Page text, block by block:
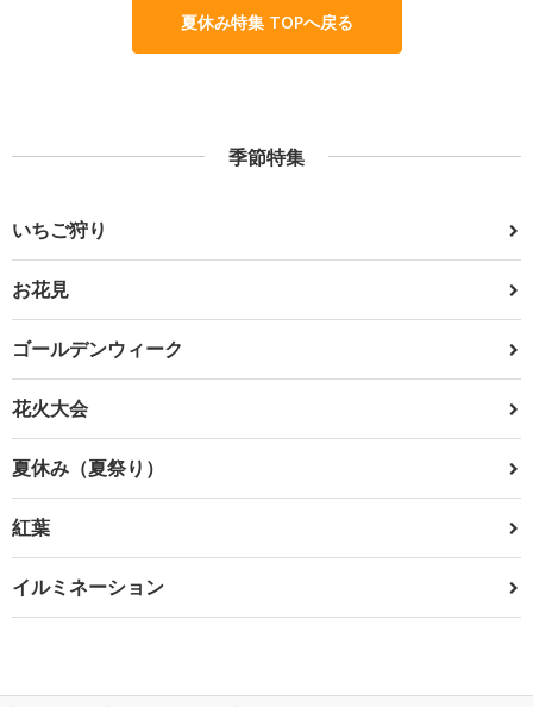
夏休み特集 TOPへ戻る
季節特集
いちご狩り
お花見
ゴールデンウィーク
花火大会
夏休み（夏祭り）
紅葉
イルミネーション